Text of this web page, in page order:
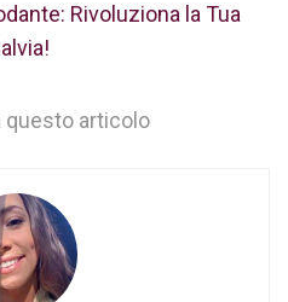
Rivoluziona la Tua
questo articolo